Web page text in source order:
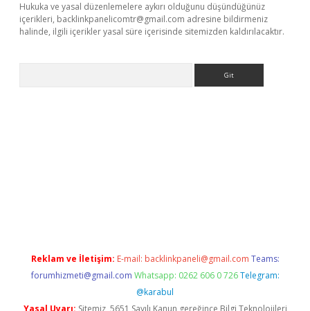
Hukuka ve yasal düzenlemelere aykırı olduğunu düşündüğünüz
içerikleri, backlinkpanelicomtr@gmail.com adresine bildirmeniz
halinde, ilgili içerikler yasal süre içerisinde sitemizden kaldırılacaktır.
Reklam ve İletişim: E-mail: backlinkpaneli@gmail.com Teams:
forumhizmeti@gmail.com Whatsapp: 0262 606 0 726 Telegram:
@karabul
Yasal Uyarı: Sitemiz, 5651 Sayılı Kanun gereğince Bilgi Teknolojileri